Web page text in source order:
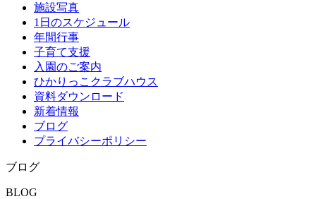
施設写真
1日のスケジュール
年間行事
子育て支援
入園のご案内
ひかりっこクラブハウス
資料ダウンロード
新着情報
ブログ
プライバシーポリシー
ブログ
BLOG